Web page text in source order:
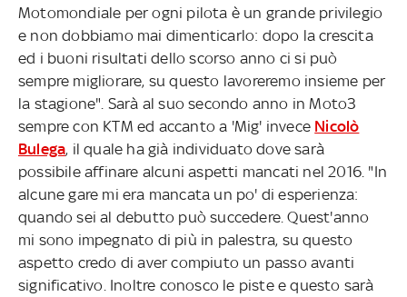
Motomondiale per ogni pilota è un grande privilegio
e non dobbiamo mai dimenticarlo: dopo la crescita
ed i buoni risultati dello scorso anno ci si può
sempre migliorare, su questo lavoreremo insieme per
la stagione". Sarà al suo secondo anno in Moto3
sempre con KTM ed accanto a 'Mig' invece Nicolò
Bulega, il quale ha già individuato dove sarà
possibile affinare alcuni aspetti mancati nel 2016. "In
alcune gare mi era mancata un po' di esperienza:
quando sei al debutto può succedere. Quest'anno
mi sono impegnato di più in palestra, su questo
aspetto credo di aver compiuto un passo avanti
significativo. Inoltre conosco le piste e questo sarà